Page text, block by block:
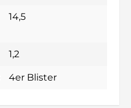
14,5
1,2
4er Blister